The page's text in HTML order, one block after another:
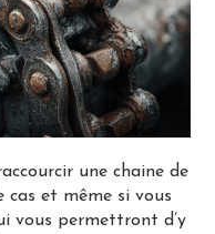
une chaine de
cas et même si vous
vous permettront d’y